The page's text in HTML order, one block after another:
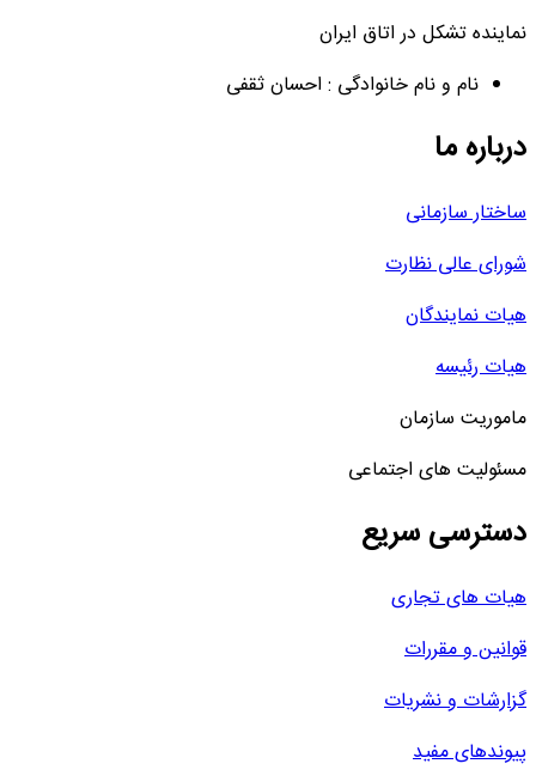
تشکل در اتاق ایران
نام و نام خانوادگی : احسان ثقفی
ما
سازمانی
عالی نظارت
نمایندگان
رئیسه
سازمان
های اجتماعی
سریع
های تجاری
و مقررات
و نشریات
مفید